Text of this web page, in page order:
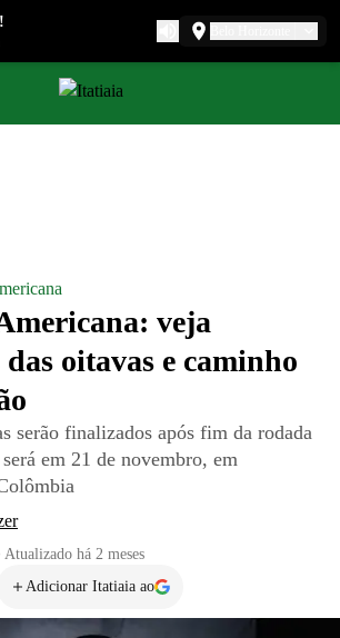
veja
oitavas e caminho
serão finalizados após fim da rodada
em 21 de novembro, em
Atualizado há 2 meses
Adicionar Itatiaia ao